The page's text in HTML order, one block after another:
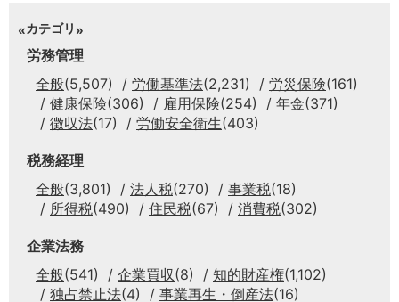
カテゴリ
労務管理
全般(5,507) 労働基準法(2,231) 労災保険(161)
健康保険(306) 雇用保険(254) 年金(371)
徴収法(17) 労働安全衛生(403)
税務経理
全般(3,801) 法人税(270) 事業税(18)
所得税(490) 住民税(67) 消費税(302)
企業法務
全般(541) 企業買収(8) 知的財産権(1,102)
独占禁止法(4) 事業再生・倒産法(16)